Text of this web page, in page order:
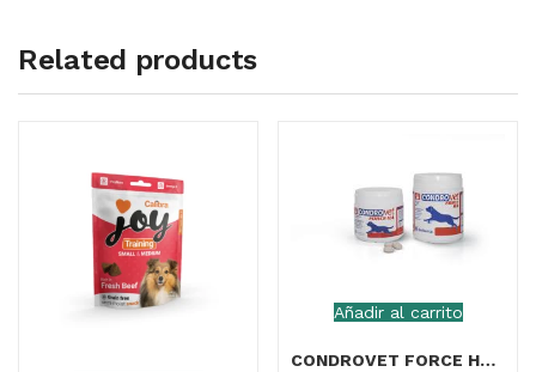
Related products
Añadir al carrito
CONDROVET FORCE HA 120 COMPRIMIDOS